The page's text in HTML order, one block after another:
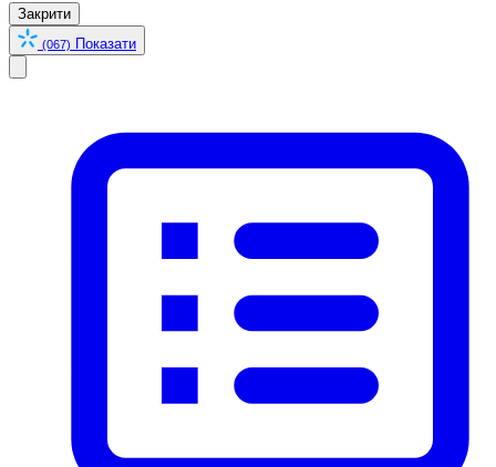
Закрити
(067) Показати